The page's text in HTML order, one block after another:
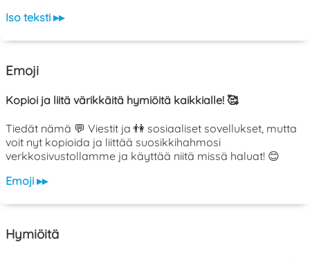
Iso teksti ▸▸
Emoji
Kopioi ja liitä värikkäitä hymiöitä kaikkialle! 🥰
Tiedät nämä 💬 Viestit ja 👫 sosiaaliset sovellukset, mutta
voit nyt kopioida ja liittää suosikkihahmosi
verkkosivustollamme ja käyttää niitä missä haluat! 😊
Emoji ▸▸
Hymiöitä